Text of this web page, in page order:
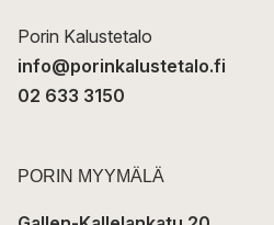
Porin Kalustetalo
info@porinkalustetalo.fi
02 633 3150
PORIN MYYMÄLÄ